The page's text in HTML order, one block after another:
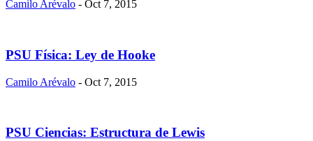
Camilo Arévalo - Oct 7, 2015
PSU Física: Ley de Hooke
Camilo Arévalo - Oct 7, 2015
PSU Ciencias: Estructura de Lewis